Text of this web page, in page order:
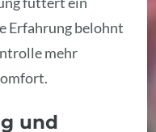
Erfahrung belohnt
mehr
und